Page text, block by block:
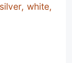
white,